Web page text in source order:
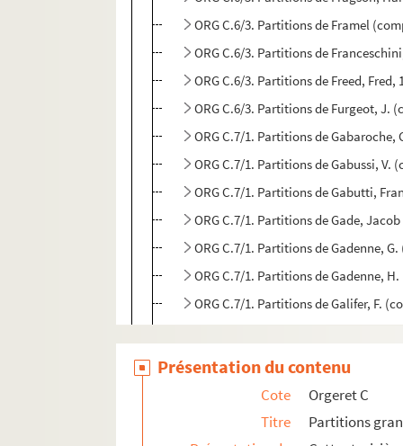
ORG C.6/3. Partitions de Framel
ORG C.6/3. Partitions de
ORG C.6/3. Partitions de Freed,
ORG C.6/3. Partitions de Furgeot, J.
ORG C.7/1. Partitions de
ORG C.7/1. Partitions de Gabussi, V.
ORG C.7/1. Partitions de Gabutti,
ORG C.7/1. Partitions de Gade,
ORG C.7/1. Partitions de Gadenne,
ORG C.7/1. Partitions de Gadenne,
ORG C.7/1. Partitions de Galifer, F.
ORG C.7/1. Partitions de Gallini,
ORG C.7/1. Partitions de Galliot, A.
ORG C.7/1. Partitions de Gangloff,
Présentation du contenu
Cote
Orgeret C
Titre
Partitions